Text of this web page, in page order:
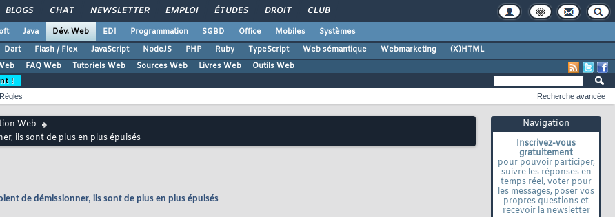
BLOGS CHAT NEWSLETTER EMPLOI ÉTUDES DROIT CLUB
Java Dév. Web EDI Programmation SGBD Office Mobiles
Systèmes
Dart Flash / Flex JavaScript NodeJS PHP Ruby TypeScript Web sémantique Webmarketing
(X)HTML
FAQ Web Tutoriels Web Sources Web Livres Web Outils Web
Navigation
Inscrivez-vous
gratuitement
pour pouvoir participer,
suivre les réponses en
temps réel, voter pour
les messages, poser vos
propres questions et
recevoir la newsletter
!
Règles Recherche avancée
Web
ils sont de plus en plus épuisés
de démissionner, ils sont de plus en plus épuisés